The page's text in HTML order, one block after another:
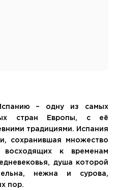
– одну из самых
стран Европы, с её
традициями. Испания
сохранившая множество
восходящих к временам
душа которой
нежна и сурова,
пор.